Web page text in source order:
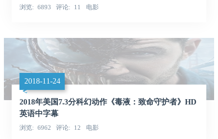
浏览 6893 评论 11 电影
2018-11-24
2018年美国7.3分科幻动作《毒液：致命守护者》HD
英语中字幕
浏览 6962 评论 12 电影